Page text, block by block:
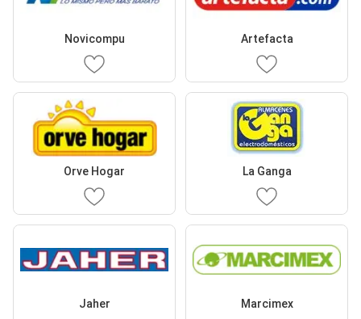
Novicompu Artefacta
Orve Hogar La Ganga
Jaher Marcimex